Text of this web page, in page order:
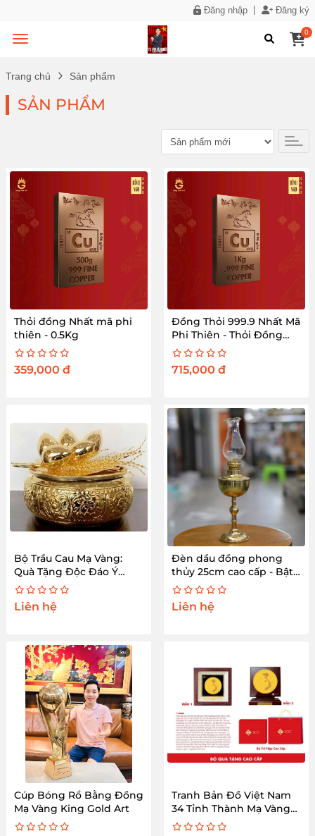
Đăng nhập Đăng ký
0
Trang chủ Sản phẩm
SẢN PHẨM
Thỏi đồng Nhất mã phi
thiên - 0.5Kg
359,000 đ
Đồng Thỏi 999.9 Nhất Mã
Phi Thiên - Thỏi Đồng
Nguyên Chất 1Kg
715,000 đ
Bộ Trầu Cau Mạ Vàng:
Quà Tặng Độc Đáo Ý
Nghĩa
Liên hệ
Đèn dầu đồng phong
thủy 25cm cao cấp - Bật
sáng tài lộc
Liên hệ
Cúp Bóng Rổ Bằng Đồng
Mạ Vàng King Gold Art
Tranh Bản Đồ Việt Nam
34 Tỉnh Thành Mạ Vàng
24K – King Gold Art